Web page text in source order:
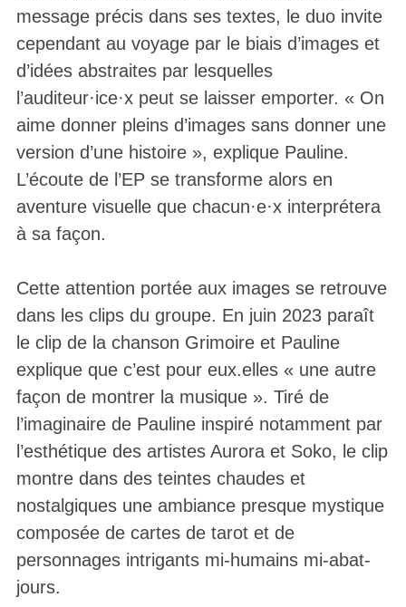
message précis dans ses textes, le duo invite
cependant au voyage par le biais d’images et
d’idées abstraites par lesquelles
l’auditeur·ice·x peut se laisser emporter. « On
aime donner pleins d’images sans donner une
version d’une histoire », explique Pauline.
L’écoute de l’EP se transforme alors en
aventure visuelle que chacun·e·x interprétera
à sa façon.
Cette attention portée aux images se retrouve
dans les clips du groupe. En juin 2023 paraît
le clip de la chanson Grimoire et Pauline
explique que c’est pour eux.elles « une autre
façon de montrer la musique ». Tiré de
l’imaginaire de Pauline inspiré notamment par
l’esthétique des artistes Aurora et Soko, le clip
montre dans des teintes chaudes et
nostalgiques une ambiance presque mystique
composée de cartes de tarot et de
personnages intrigants mi-humains mi-abat-
jours.